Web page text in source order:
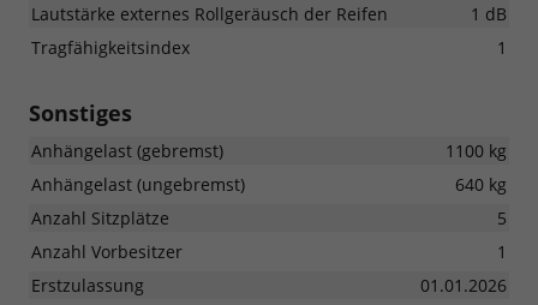
Lautstärke externes Rollgeräusch der Reifen
1 dB
Tragfähigkeitsindex
1
Sonstiges
Anhängelast (gebremst)
1100 kg
Anhängelast (ungebremst)
640 kg
Anzahl Sitzplätze
5
Anzahl Vorbesitzer
1
Erstzulassung
01.01.2026